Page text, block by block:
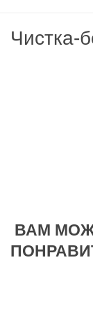
Чистка-
ВАМ